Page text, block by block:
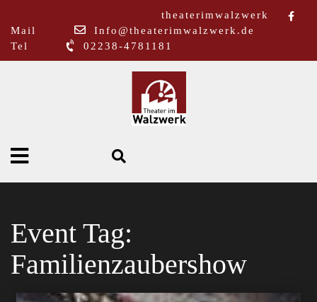
theaterimwalzwerk
Mail
Info@theaterimwalzwerk.de
Tel
02238-4781181
Event Tag:
Familienzaubershow